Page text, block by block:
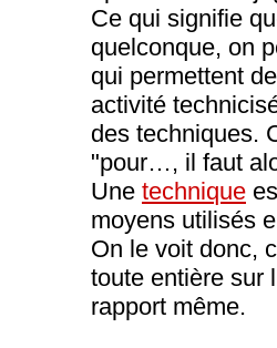
Ce qui signifie
quelconque, on
qui permettent
activité
des techniques.
"pour…, il faut
Une technique
moyens utilisés
On le voit donc,
toute entière sur
rapport même.